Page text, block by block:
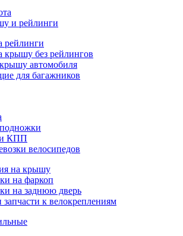
и рейлинги
рейлинги
крышу без рейлингов
автомобиля
для багажников
и КПП
велосипедов
на крышу
на фаркоп
на заднюю дверь
к велокреплениям